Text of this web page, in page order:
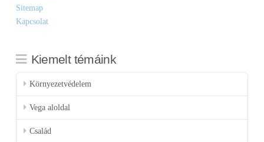
Sitemap
Kapcsolat
Kiemelt témáink
Környezetvédelem
Vega aloldal
Család